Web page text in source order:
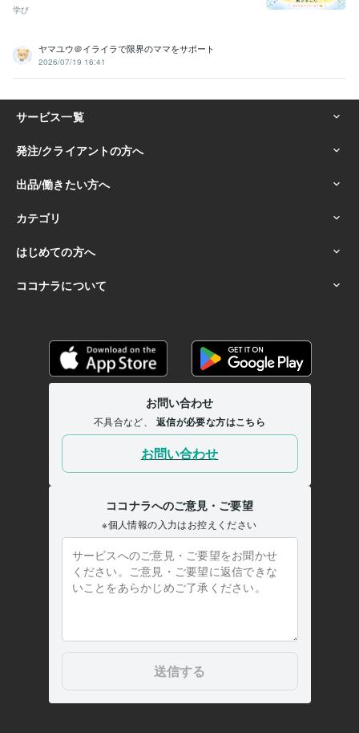
学び
ヤマユウ＠イライラで限界のママをサポート
2026/07/19 16:41